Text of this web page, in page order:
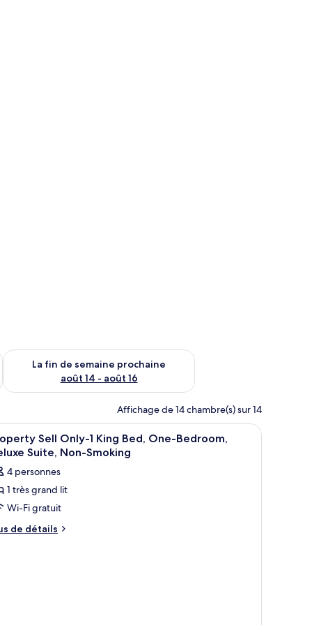
semaine août 7 - août 9
La fin de semaine prochaine
août 14 - août 16
Vérifier la disponibilité pour la fin de semaine prochaine août
Affichage de 14 chambre(s) sur 14
des lampes, une petite étagère avec des livres et des bouteilles, et un
Draps en coton égyptien, literie de qualité,
6
Sell Only-1 King Bed, One-Bedroom,
Suite, Non-Smoking
4 personnes
1 très grand lit
Wi-Fi gratuit
de détails